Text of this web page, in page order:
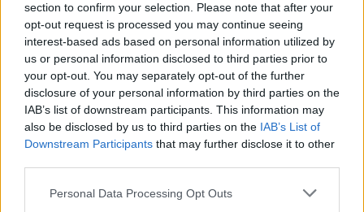
section to confirm your selection. Please note that after your
opt-out request is processed you may continue seeing
interest-based ads based on personal information utilized by
us or personal information disclosed to third parties prior to
your opt-out. You may separately opt-out of the further
disclosure of your personal information by third parties on the
IAB’s list of downstream participants. This information may
also be disclosed by us to third parties on the IAB’s List of
Downstream Participants that may further disclose it to other
Personal Data Processing Opt Outs
Kina zbulon robotë humanoidë
tepër realistë, të projektuar për
shoqëri afatgjatë